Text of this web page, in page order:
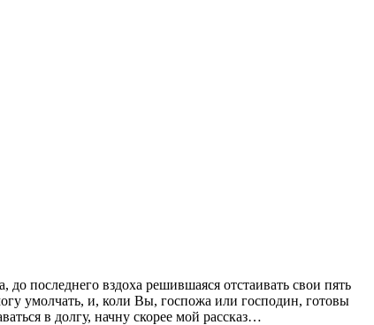
последнего вздоха решившаяся отстаивать свои пять
умолчать, и, коли Вы, госпожа или господин, готовы
в долгу, начну скорее мой рассказ…